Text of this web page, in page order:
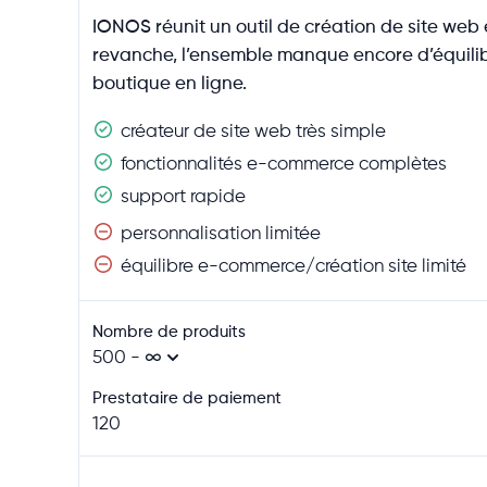
IONOS réunit un outil de création de site
revanche, l’ensemble manque encore
boutique en ligne.
créateur de site web très simple
fonctionnalités e-commerce complètes
support rapide
personnalisation limitée
équilibre e-commerce/création site limité
Nombre de produits
500 - ∞
Prestataire de paiement
120